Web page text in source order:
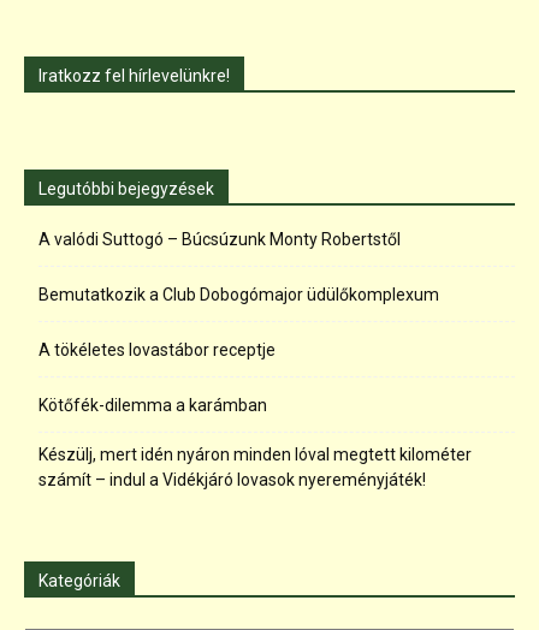
Iratkozz fel hírlevelünkre!
Legutóbbi bejegyzések
A valódi Suttogó – Búcsúzunk Monty Robertstől
Bemutatkozik a Club Dobogómajor üdülőkomplexum
A tökéletes lovastábor receptje
Kötőfék-dilemma a karámban
Készülj, mert idén nyáron minden lóval megtett kilométer
számít – indul a Vidékjáró lovasok nyereményjáték!
Kategóriák